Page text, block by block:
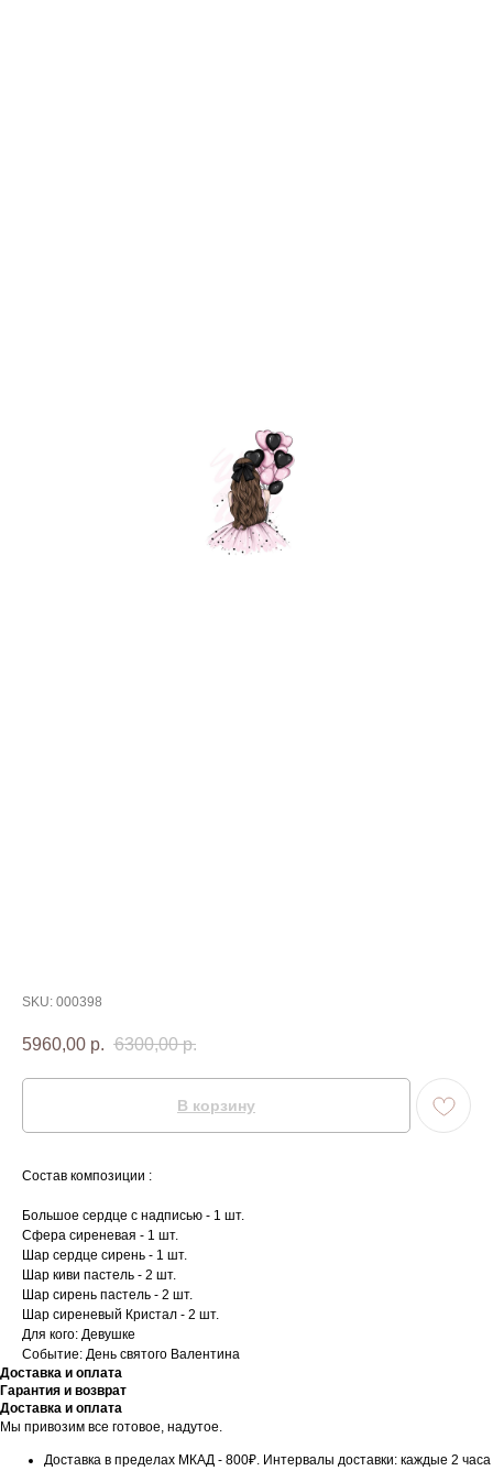
SKU: 000398
5960,00 р. 6300,00 р.
В корзину
Состав композиции :
Большое сердце с надписью - 1 шт.
Сфера сиреневая - 1 шт.
Шар сердце сирень - 1 шт.
Шар киви пастель - 2 шт.
Шар сирень пастель - 2 шт.
Шар сиреневый Кристал - 2 шт.
Для кого: Девушке
Событие: День святого Валентина
Доставка и оплата
Гарантия и возврат
Доставка и оплата
Мы привозим все готовое, надутое.
Доставка в пределах МКАД - 800₽. Интервалы доставки: каждые 2 часа